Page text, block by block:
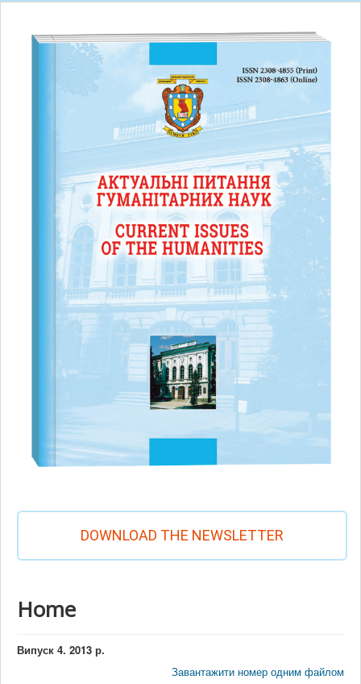
DOWNLOAD THE NEWSLETTER
Home
Випуск 4. 2013 р.
Завантажити номер одним файлом